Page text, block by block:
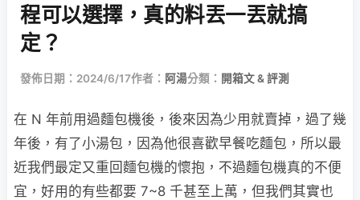
程可以選擇，真的料丟一丟就搞
定？
發佈日期：2024/6/17作者： 阿湯分類： 開箱文 & 評測
在 N 年前用過麵包機後，後來因為少用就賣掉，過了幾
年後，有了小湯包，因為他很喜歡早餐吃麵包，所以最
近我們最定又重回麵包機的懷抱，不過麵包機真的不便
宜，好用的有些都要 7~8 千甚至上萬，但我們其實也